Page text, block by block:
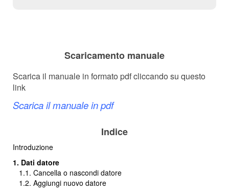
Scaricamento manuale
Scarica il manuale in formato pdf cliccando su questo
link
Scarica il manuale in pdf
Indice
Introduzione
1. Dati datore
1.1. Cancella o nascondi datore
1.2. Aggiungi nuovo datore